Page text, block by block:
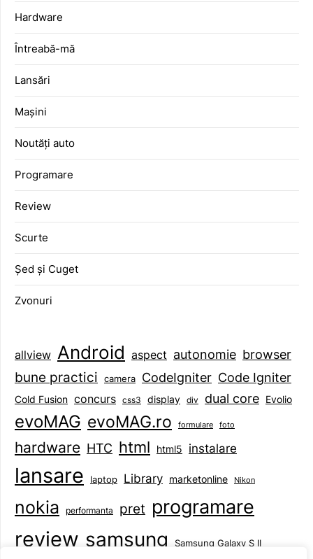
Hardware
Întreabă-mă
Lansări
Mașini
Noutăți auto
Programare
Review
Scurte
Șed și Cuget
Zvonuri
allview Android aspect autonomie browser
bune practici camera CodeIgniter Code Igniter
Cold Fusion concurs css3 display div dual core Evolio
evoMAG evoMAG.ro formulare foto
hardware HTC html html5 instalare
lansare laptop Library marketonline Nikon
nokia performanta pret programare
review samsung Samsung Galaxy S II